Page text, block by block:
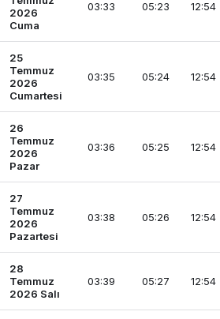
2026
Cuma
03:33 05:23 12:54
25
Temmuz
2026
Cumartesi
03:35 05:24 12:54
26
Temmuz
2026
Pazar
03:36 05:25 12:54
27
Temmuz
2026
Pazartesi
03:38 05:26 12:54
28
Temmuz
2026 Salı
03:39 05:27 12:54